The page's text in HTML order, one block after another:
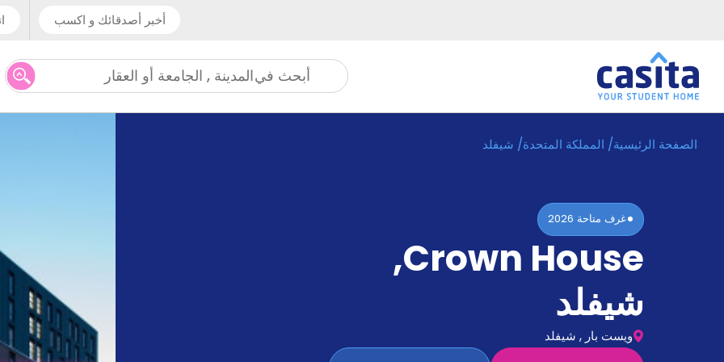
أخبر أصدقائك و اكسب
أبحث فيالمدينة , الجامعة أو العقار
الرئيسية عربي GBP الصفحة الرئيسية/ المملكة المتحدة/ شيفلد
غرف متاحة 2026
Crown House
,
شيفلد
ويست بار , شيفلد